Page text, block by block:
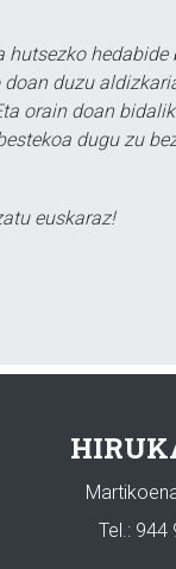
hutsezko
duzu
orain doan
dugu zu
euskaraz!
Tel.: 944